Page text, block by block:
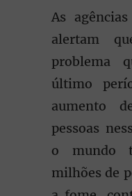
As
alertam
problema
último
aumento
pessoas
o mundo
milhões de